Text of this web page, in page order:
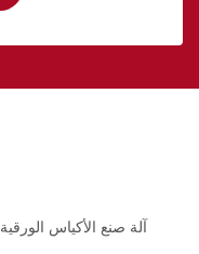
آلة صنع الأكياس الورقية